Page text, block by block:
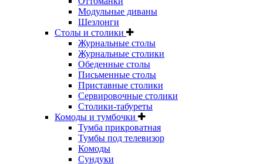
Модульные диваны
Шезлонги
Столы и столики
Журнальные столы
Журнальные столики
Обеденные столы
Письменные столы
Приставные столики
Сервировочные столики
Столики-табуреты
Комоды и тумбочки
Тумба прикроватная
Тумбы под телевизор
Комоды
Сундуки